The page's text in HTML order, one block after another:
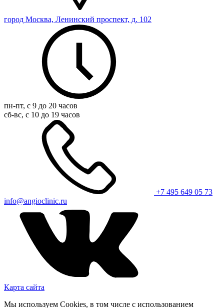
город Москва, Ленинский проспект, д. 102
пн-пт, с 9 до 20 часов
сб-вс, с 10 до 19 часов
+7 495 649 05 73
info@angioclinic.ru
Карта сайта
Мы используем Cookies, в том числе с использованием